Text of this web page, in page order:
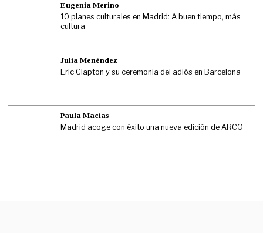
Eugenia Merino
10 planes culturales en Madrid: A buen tiempo, más
cultura
Julia Menéndez
Eric Clapton y su ceremonia del adiós en Barcelona
Paula Macías
Madrid acoge con éxito una nueva edición de ARCO